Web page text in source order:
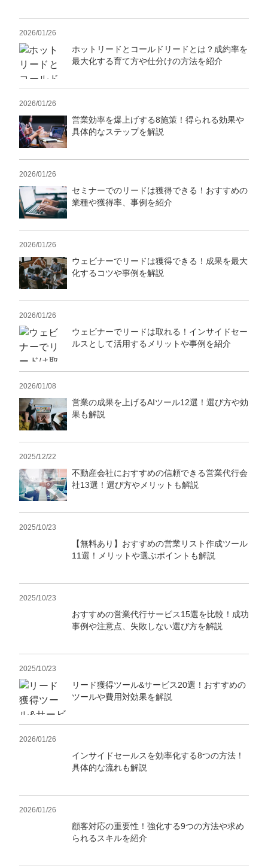
2026/01/26
ホットリードとコールドリードとは？成約率を
最大化する育て方や仕分けの方法を紹介
2026/01/26
営業効率を爆上げする8施策！得られる効果や
具体的なステップを解説
2026/01/26
セミナーでのリードは獲得できる！おすすめの
業種や獲得率、事例を紹介
2026/01/26
ウェビナーでリードは獲得できる！成果を最大
化するコツや事例を解説
2026/01/26
ウェビナーでリードは取れる！インサイドセー
ルスとして活用するメリットや事例を紹介
2026/01/08
営業の成果を上げるAIツール12選！選び方や効
果も解説
2025/12/22
不動産会社におすすめの信頼できる営業代行会
社13選！選び方やメリットも解説
2025/10/23
【無料あり】おすすめの営業リスト作成ツール
11選！メリットや選ぶポイントも解説
2025/10/23
おすすめの営業代行サービス15選を比較！成功
事例や注意点、失敗しない選び方を解説
2025/10/23
リード獲得ツール&サービス20選！おすすめの
ツールや費用対効果を解説
2026/01/26
インサイドセールスを効率化する8つの方法！
具体的な流れも解説
2026/01/26
顧客対応の重要性！強化する9つの方法や求め
られるスキルを紹介